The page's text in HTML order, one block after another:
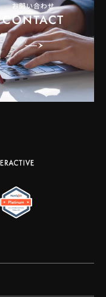
お問い合わせ
CONTACT